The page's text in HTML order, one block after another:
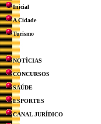
Inicial
A Cidade
Turismo
NOTÍCIAS
CONCURSOS
SAÚDE
ESPORTES
CANAL JURÍDICO